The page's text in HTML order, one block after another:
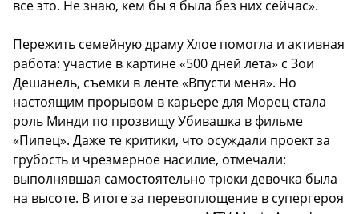
все это. Не знаю, кем бы я была без них сейчас».
Пережить семейную драму Хлое помогла и активная
работа: участие в картине «500 дней лета» с Зои
Дешанель, съемки в ленте «Впусти меня». Но
настоящим прорывом в карьере для Морец стала
роль Минди по прозвищу Убивашка в фильме
«Пипец». Даже те критики, что осуждали проект за
грубость и чрезмерное насилие, отмечали:
выполнявшая самостоятельно трюки девочка была
на высоте. В итоге за перевоплощение в супергероя